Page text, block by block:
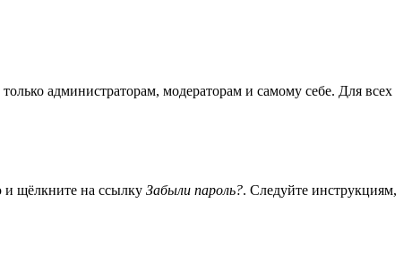
администраторам, модераторам и самому себе. Для всех
и щёлкните на ссылку Забыли пароль?. Следуйте инструкциям,